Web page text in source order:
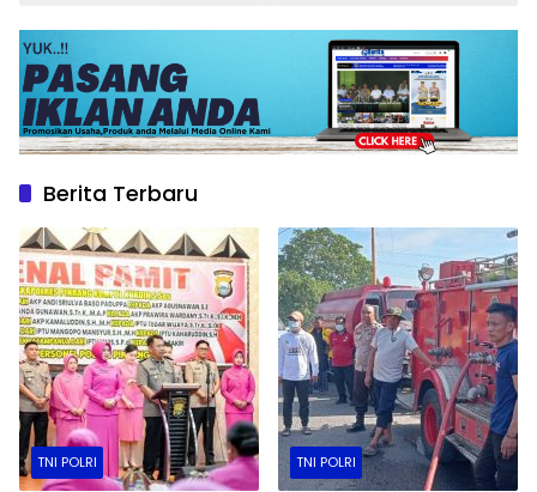
Berita Terbaru
TNI POLRI TNI POLRI